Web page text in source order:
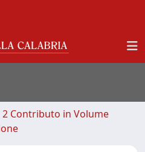
2 Contributo in Volume